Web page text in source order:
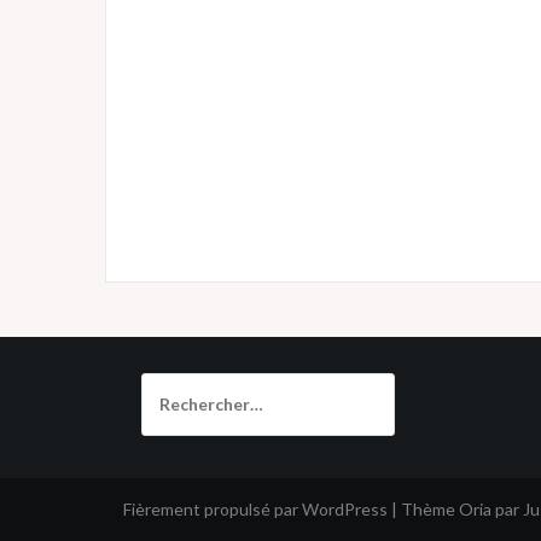
Fièrement propulsé par WordPress | Thème Oria par